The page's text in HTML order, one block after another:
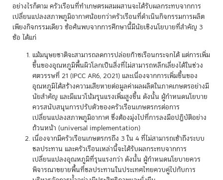
อย่างไรก็ตาม ครัวเรือนที่ทำเกษตรผสมผสานจะได้รับผลกระทบจากการ
เปลี่ยนแปลงสภาพภูมิอากาศน้อยกว่าครัวเรือนที่ดำเนินกิจกรรมการผลิต
เพียงกิจกรรมเดียว ข้อค้นพบจากการศึกษานี้มีนัยเชิงนโยบายที่สำคัญ 3
ข้อ ได้แก่
แม้มนุษยชาติจะสามารถลดการปล่อยก๊าซเรือนกระจกได้ แต่การเพิ่ม
ขึ้นของอุณหภูมิพื้นผิวโลกเป็นสิ่งที่ไม่สามารถหลีกเลี่ยงได้ในช่วง
ศตวรรษที่ 21 (IPCC AR6, 2021) และเนื่องจากการเพิ่มขึ้นของ
อุณหภูมิได้สร้างความเสียหายต่อมูลค่าผลผลิตในภาคเกษตรอย่างมี
นัยสำคัญ และมีแนวโน้มรุนแรงเพิ่มสูงขึ้น ดังนั้น ผู้กำหนดนโยบาย
ควรสนับสนุนการปรับตัวของครัวเรือนเกษตรกรต่อการ
เปลี่ยนแปลงสภาพภูมิอากาศ ซึ่งต้องมุ่งไปที่การลงมือปฏิบัติอย่าง
ถ้วนหน้า (universal implementation)
เนื่องจากมีครัวเรือนเกษตรกรถึง 3 ใน 4 ที่ไม่สามารถเข้าถึงระบบ
ชลประทาน และครัวเรือนเหล่านี้จะได้รับผลกระทบจากการ
เปลี่ยนแปลงอุณหภูมิที่รุนแรงกว่า ดังนั้น ผู้กำหนดนโยบายควร
พิจารณาขยายพื้นที่ชลประทานในประเทศไทยควบคู่ไปกับการ